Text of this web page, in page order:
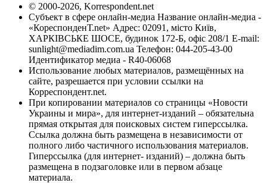
© 2000-2026, Korrespondent.net
Субъект в сфере онлайн-медиа Название онлайн-медиа -
«КореспонденТ.net» Адрес: 02091, місто Київ,
ХАРКІВСЬКЕ ШОСЕ, будинок 172-Б, офіс 208/1 E-mail:
sunlight@mediadim.com.ua Телефон: 044-205-43-00
Идентификатор медиа - R40-06068
Использование любых материалов, размещённых на
сайте, разрешается при условии ссылки на
Корреспондент.net.
При копировании материалов со страницы «Новости
Украины и мира», для интернет-изданий – обязательна
прямая открытая для поисковых систем гиперссылка.
Ссылка должна быть размещена в независимости от
полного либо частичного использования материалов.
Гиперссылка (для интернет- изданий) – должна быть
размещена в подзаголовке или в первом абзаце
материала.